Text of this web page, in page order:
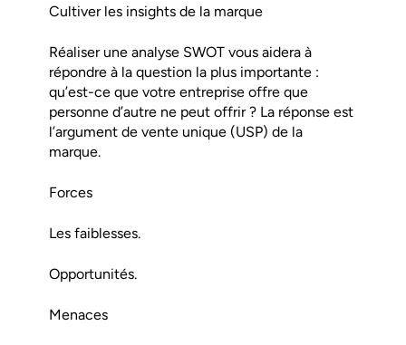
Cultiver les insights de la marque
Réaliser une analyse SWOT vous aidera à
répondre à la question la plus importante :
qu’est-ce que votre entreprise offre que
personne d’autre ne peut offrir ? La réponse est
l’argument de vente unique (USP) de la
marque.
Forces
Les faiblesses.
Opportunités.
Menaces